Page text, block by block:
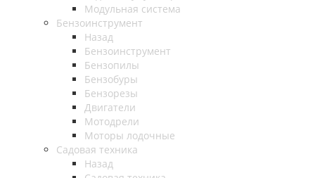
Модульная система
Бензоинструмент
Назад
Бензоинструмент
Бензопилы
Бензобуры
Бензорезы
Двигатели
Мотодрели
Моторы лодочные
Садовая техника
Назад